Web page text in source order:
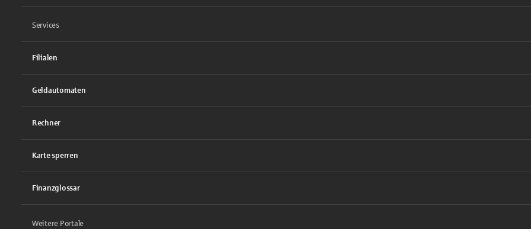
Services
Filialen
Geldautomaten
Rechner
Karte sperren
Finanzglossar
Weitere Portale